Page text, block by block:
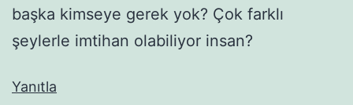
başka kimseye gerek yok? Çok farklı
şeylerle imtihan olabiliyor insan?
Yanıtla